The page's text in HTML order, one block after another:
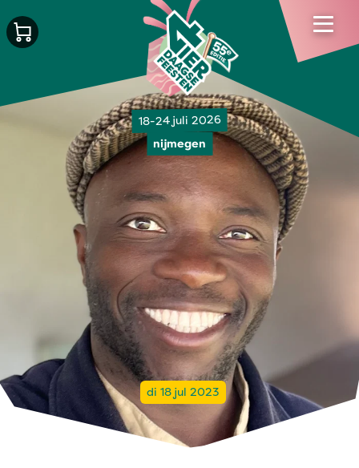
18-24 juli 2026
nijmegen
di 18 jul 2023